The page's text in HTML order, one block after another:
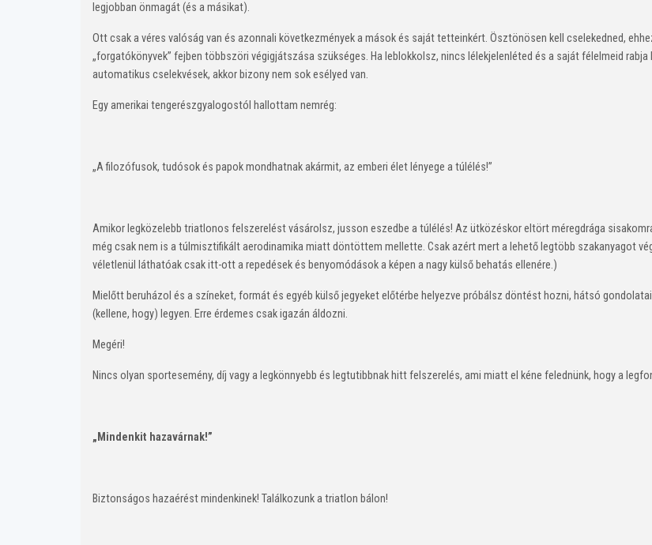
legjobban önmagát (és a másikat).
Ott csak a véres valóság van és azonnali következmények a mások és saját tetteinkért. Ösztönösen kell cselekedned,
„forgatókönyvek” fejben többszöri végigjátszása szükséges. Ha leblokkolsz, nincs lélekjelenléted és a saját félelmeid
automatikus cselekvések, akkor bizony nem sok esélyed van.
Egy amerikai tengerészgyalogostól hallottam nemrég:
„A filozófusok, tudósok és papok mondhatnak akármit, az emberi élet lényege a túlélés!”
Amikor legközelebb triatlonos felszerelést vásárolsz, jusson eszedbe a túlélés! Az ütközéskor eltört méregdrága
még csak nem is a túlmisztifikált aerodinamika miatt döntöttem mellette. Csak azért mert a lehető legtöbb szakanyagot
véletlenül láthatóak csak itt-ott a repedések és benyomódások a képen a nagy külső behatás ellenére.)
Mielőtt beruházol és a színeket, formát és egyéb külső jegyeket előtérbe helyezve próbálsz döntést hozni, hátsó
(kellene, hogy) legyen. Erre érdemes csak igazán áldozni.
Megéri!
Nincs olyan sportesemény, díj vagy a legkönnyebb és legtutibbnak hitt felszerelés, ami miatt el kéne felednünk, hogy a
„Mindenkit hazavárnak!”
Biztonságos hazaérést mindenkinek! Találkozunk a triatlon bálon!